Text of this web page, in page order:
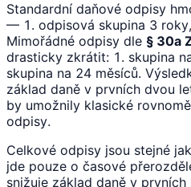
Standardní daňové odpisy
— 1. odpisová skupina 3
Mimořádné odpisy dle § 30a
drasticky zkrátit: 1. skupina
skupina na 24 měsíců.
základ daně v prvních dvou
by umožnily klasické
odpisy.
Celkové odpisy jsou stejné
jde pouze o časové
snižuje základ daně v